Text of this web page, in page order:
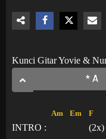
Kunci Gitar Yovie &
INTRO :
Am Em F
(2x)